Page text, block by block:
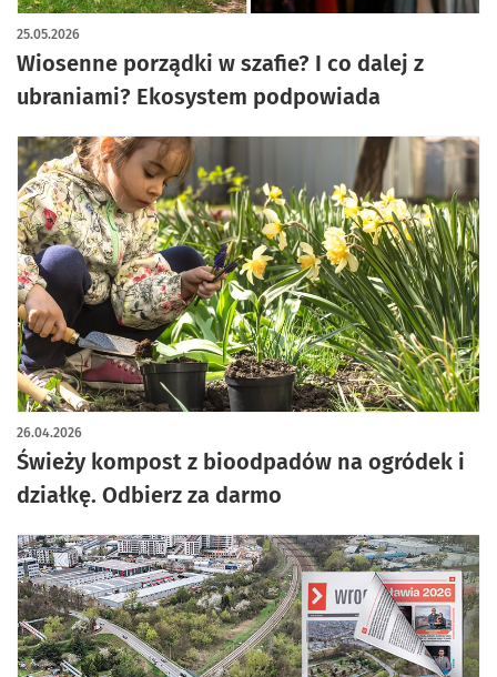
Wiosenne porządki w szafie? I co dalej z
ubraniami? Ekosystem podpowiada
25.05.2026
Świeży kompost z bioodpadów na ogródek i
działkę. Odbierz za darmo
26.04.2026